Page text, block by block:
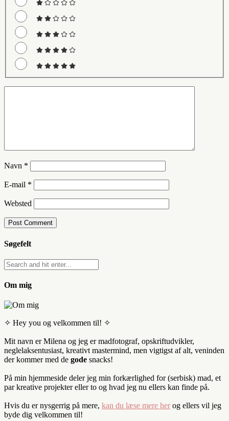
Navn *
E-mail *
Websted
Søgefelt
Om mig
✧ Hey you og velkommen til! ✧
Mit navn er Milena og jeg er madfotograf, opskriftudvikler,
neglelaksentusiast, kreativt mastermind, men vigtigst af alt, veninden
der kommer med de gode snacks!
På min hjemmeside deler jeg min forkærlighed for (serbisk) mad, et
par kreative projekter eller to og hvad jeg nu ellers kan finde på.
Hvis du er nysgerrig på mere, kan du læse mere her og ellers vil jeg
byde dig velkommen til!